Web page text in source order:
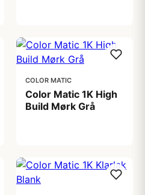
COLOR MATIC
Color Matic 1K High
Build Mørk Grå